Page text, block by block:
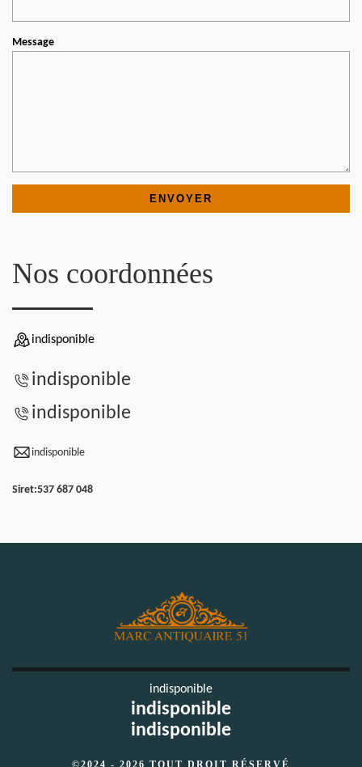
Message
Nos coordonnées
indisponible
indisponible
indisponible
indisponible
Siret:537 687 048
indisponible
indisponible
indisponible
©2024 - 2026 TOUT DROIT RÉSERVÉ